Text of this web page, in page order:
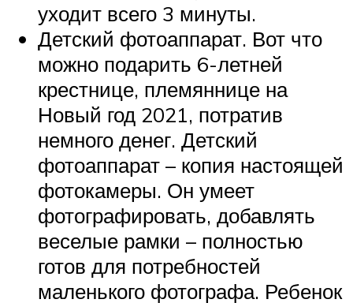
уходит всего 3 минуты.
Детский фотоаппарат. Вот что
можно подарить 6-летней
крестнице, племяннице на
Новый год 2021, потратив
немного денег. Детский
фотоаппарат – копия настоящей
фотокамеры. Он умеет
фотографировать, добавлять
веселые рамки – полностью
готов для потребностей
маленького фотографа. Ребенок